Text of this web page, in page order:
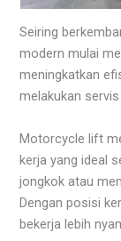
Seiring
modern mulai
meningkatkan
melakukan
Motorcycle lift
kerja yang ideal
jongkok atau
Dengan posisi
bekerja lebih